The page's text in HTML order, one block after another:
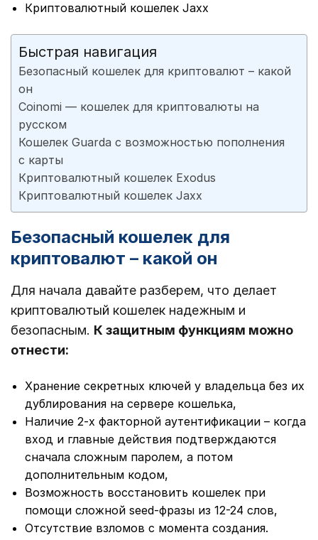
Криптовалютный кошелек Jaxx
Быстрая навигация
Безопасный кошелек для криптовалют – какой
он
Coinomi — кошелек для криптовалюты на
русском
Кошелек Guarda с возможностью пополнения
с карты
Криптовалютный кошелек Exodus
Криптовалютный кошелек Jaxx
Безопасный кошелек для
криптовалют – какой он
Для начала давайте разберем, что делает
криптовалютый кошелек надежным и
безопасным. К защитным функциям можно
отнести:
Хранение секретных ключей у владельца без их
дублирования на сервере кошелька,
Наличие 2-х факторной аутентификации – когда
вход и главные действия подтверждаются
сначала сложным паролем, а потом
дополнительным кодом,
Возможность восстановить кошелек при
помощи сложной seed-фразы из 12-24 слов,
Отсутствие взломов с момента создания.